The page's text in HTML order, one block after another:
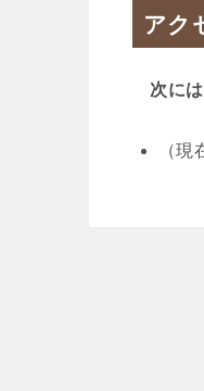
アク
次には
（現